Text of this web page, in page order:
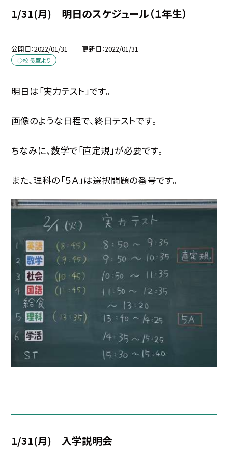
1/31(月) 明日のスケジュール（１年生）
公開日 2022/01/31 更新日 2022/01/31
◇校長室より
明日は「実力テスト」です。
画像のような日程で、終日テストです。
ちなみに、数学で「直定規」が必要です。
また、理科の「５Ａ」は選択問題の番号です。
1/31(月) 入学説明会